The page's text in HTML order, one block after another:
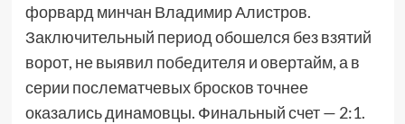
форвард минчан Владимир Алистров.
Заключительный период обошелся без взятий
ворот, не выявил победителя и овертайм, а в
серии послематчевых бросков точнее
оказались динамовцы. Финальный счет — 2:1.